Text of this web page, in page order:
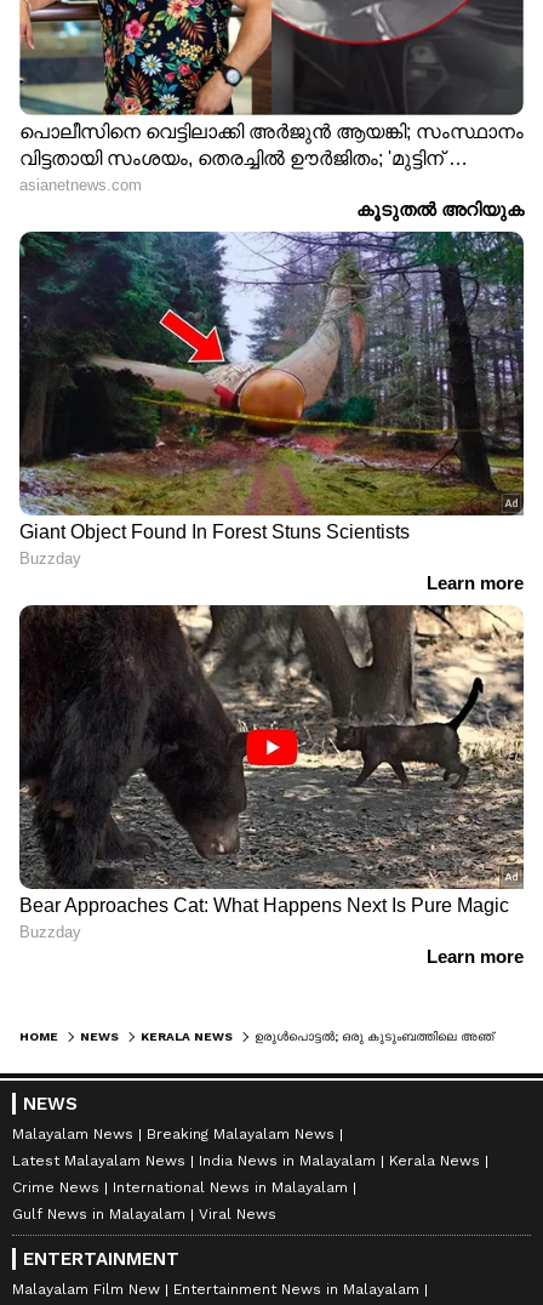
തെക്ക് പടിഞ്ഞാറൻ ബീഹാറിന് മുകളിലും
സമീപ പ്രദേശങ്ങളിലായി ചക്രവാതചുഴി
നിലനിൽക്കുന്നതും തെക്കൻ ബംഗാൾ
ഉൾകടലിന്‍റെ മധ്യഭാഗത്തായി മറ്റൊരു
ചക്രവാതചുഴി നിലനിൽക്കുന്നതും തെക്കൻ
ബംഗാൾ ഉൾകടലിൽ നിന്നും തെക്കൻ
തമിഴ്നാട് വരെ ന്യൂനമർദ്ദ പാത്തി
നിലനിൽക്കുന്നതുമാണ് കേരളത്തിൽ വ്യാപക
മഴയ്ക്ക് കാരണമാകുന്നത്.
LATEST VIDEOS
WD
മഴ കനത്തത് (Mazha Kanathath) കേരളം കേരള മഴ മഴ (Mazha)
Published :Aug 29 2022, 09:55 AM IST
Follow Us
HOME NEWS KERALA NEWS ഉരുള്‍പൊട്ടല്‍; ഒരു കുടുംബത്തിലെ അഞ്ച് പേരില്‍ മൂന്ന് പേരുടെ മൃതദേഹം കണ്ടെത്തി, രണ്ട് പേര്‍ക്കായി തിരച്ചില്‍
NEWS
Malayalam News
Breaking Malayalam News
Latest Malayalam News
India News in Malayalam
Kerala News
Crime News
International News in Malayalam
Gulf News in Malayalam
Viral News
ENTERTAINMENT
Malayalam Film New
Entertainment News in Malayalam